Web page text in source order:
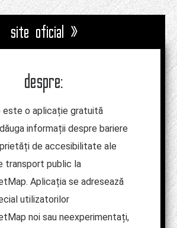
site oficial »
despre:
este o aplicație gratuită
informații despre bariere
de accesibilitate ale
transport public la
Aplicația se adresează
utilizatorilor
noi sau neexperimentați,